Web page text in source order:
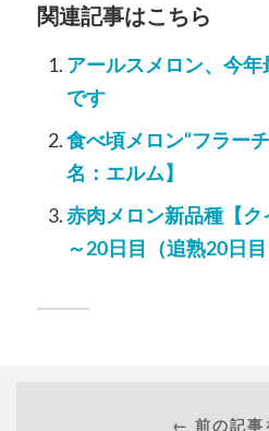
関連記事はこちら
アールスメロン、今
です
食べ頃メロン“フラー
名：エルム】
赤肉メロン新品種【
～20日目（追熟20日
← 前の記事